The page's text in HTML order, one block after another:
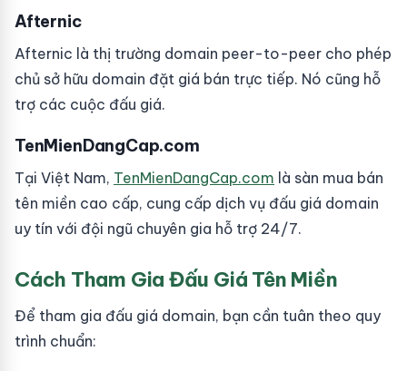
Afternic
Afternic là thị trường domain peer-to-peer cho phép
chủ sở hữu domain đặt giá bán trực tiếp. Nó cũng hỗ
trợ các cuộc đấu giá.
TenMienDangCap.com
Tại Việt Nam, TenMienDangCap.com là sàn mua bán
tên miền cao cấp, cung cấp dịch vụ đấu giá domain
uy tín với đội ngũ chuyên gia hỗ trợ 24/7.
Cách Tham Gia Đấu Giá Tên Miền
Để tham gia đấu giá domain, bạn cần tuân theo quy
trình chuẩn: